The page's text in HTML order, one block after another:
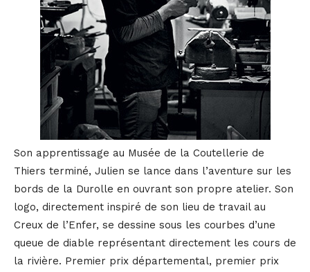
Son apprentissage au Musée de la Coutellerie de
Thiers terminé, Julien se lance dans l’aventure sur les
bords de la Durolle en ouvrant son propre atelier. Son
logo, directement inspiré de son lieu de travail au
Creux de l’Enfer, se dessine sous les courbes d’une
queue de diable représentant directement les cours de
la rivière. Premier prix départemental, premier prix